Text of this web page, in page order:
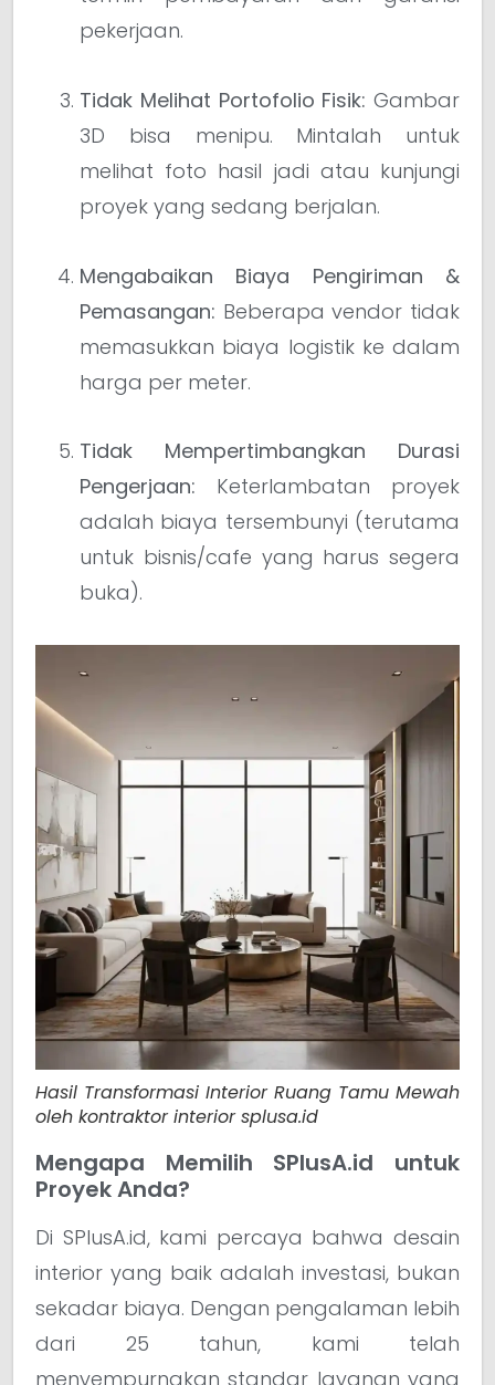
pekerjaan.
Tidak Melihat Portofolio Fisik: Gambar
3D bisa menipu. Mintalah untuk
melihat foto hasil jadi atau kunjungi
proyek yang sedang berjalan.
Mengabaikan Biaya Pengiriman &
Pemasangan: Beberapa vendor tidak
memasukkan biaya logistik ke dalam
harga per meter.
Tidak Mempertimbangkan Durasi
Pengerjaan: Keterlambatan proyek
adalah biaya tersembunyi (terutama
untuk bisnis/cafe yang harus segera
buka).
Hasil Transformasi Interior Ruang Tamu Mewah
oleh kontraktor interior splusa.id
Mengapa Memilih SPlusA.id untuk
Proyek Anda?
Di SPlusA.id, kami percaya bahwa desain
interior yang baik adalah investasi, bukan
sekadar biaya. Dengan pengalaman lebih
dari 25 tahun, kami telah
menyempurnakan standar layanan yang